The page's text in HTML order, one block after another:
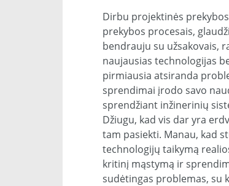
Dirbu projektinės
prekybos procesais,
bendrauju su užsakovais,
naujausias technologijas
pirmiausia atsiranda
sprendimai įrodo savo
sprendžiant inžinerinių
Džiugu, kad vis dar yra
tam pasiekti. Manau, kad
technologijų taikymą
kritinį mąstymą ir
sudėtingas problemas, su